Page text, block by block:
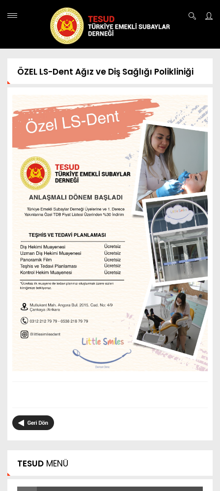
ÖZEL LS-Dent Ağız ve Diş Sağlığı Polikliniği
TESUD MENÜ